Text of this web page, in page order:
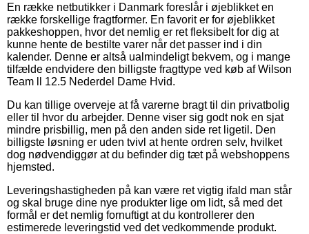
En række netbutikker i Danmark foreslår i øjeblikket en
række forskellige fragtformer. En favorit er for øjeblikket
pakkeshoppen, hvor det nemlig er ret fleksibelt for dig at
kunne hente de bestilte varer når det passer ind i din
kalender. Denne er altså ualmindeligt bekvem, og i mange
tilfælde endvidere den billigste fragttype ved køb af Wilson
Team ll 12.5 Nederdel Dame Hvid.
Du kan tillige overveje at få varerne bragt til din privatbolig
eller til hvor du arbejder. Denne viser sig godt nok en sjat
mindre prisbillig, men på den anden side ret ligetil. Den
billigste løsning er uden tvivl at hente ordren selv, hvilket
dog nødvendiggør at du befinder dig tæt på webshoppens
hjemsted.
Leveringshastigheden på kan være ret vigtig ifald man står
og skal bruge dine nye produkter lige om lidt, så med det
formål er det nemlig fornuftigt at du kontrollerer den
estimerede leveringstid ved det vedkommende produkt.